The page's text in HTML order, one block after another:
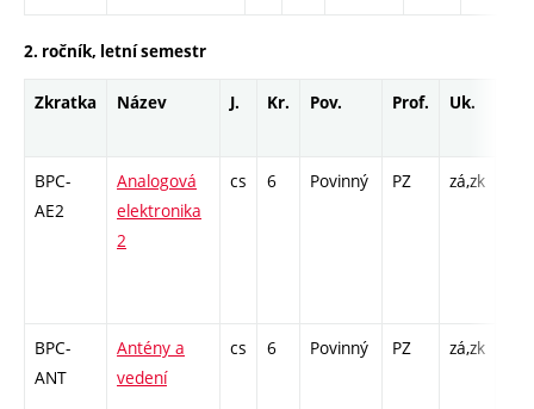
2. ročník, letní semestr
Zkratka Název J. Kr. Pov. Prof. Uk.
BPC-
AE2
Analogová
elektronika
2
cs 6 Povinný PZ zá,zk
BPC-
ANT
Antény a
vedení
cs 6 Povinný PZ zá,zk